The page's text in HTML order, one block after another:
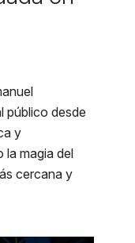
público desde
y
la magia del
cercana y